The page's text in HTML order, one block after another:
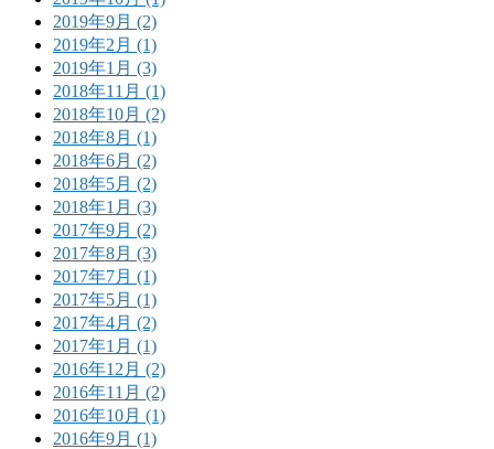
2019年9月 (2)
2019年2月 (1)
2019年1月 (3)
2018年11月 (1)
2018年10月 (2)
2018年8月 (1)
2018年6月 (2)
2018年5月 (2)
2018年1月 (3)
2017年9月 (2)
2017年8月 (3)
2017年7月 (1)
2017年5月 (1)
2017年4月 (2)
2017年1月 (1)
2016年12月 (2)
2016年11月 (2)
2016年10月 (1)
2016年9月 (1)